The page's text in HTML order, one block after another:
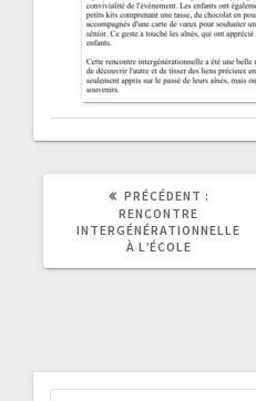
PRÉCÉDENT :
:
RENCONTRE
INTERGÉNÉRATIONNELLE
À L’ÉCOLE